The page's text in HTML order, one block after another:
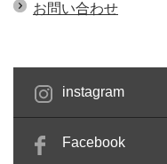
お問い合わせ
instagram
Facebook